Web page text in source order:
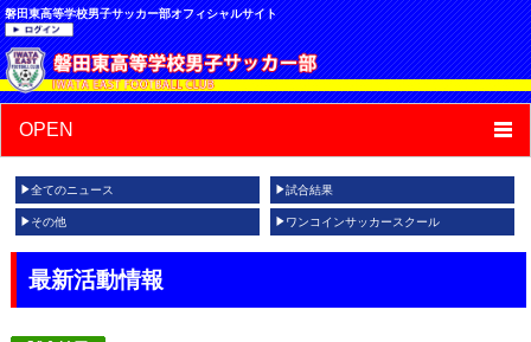
磐田東高等学校男子サッカー部オフィシャルサイト
OPEN
全てのニュース 試合結果
その他 ワンコインサッカースクール
最新活動情報